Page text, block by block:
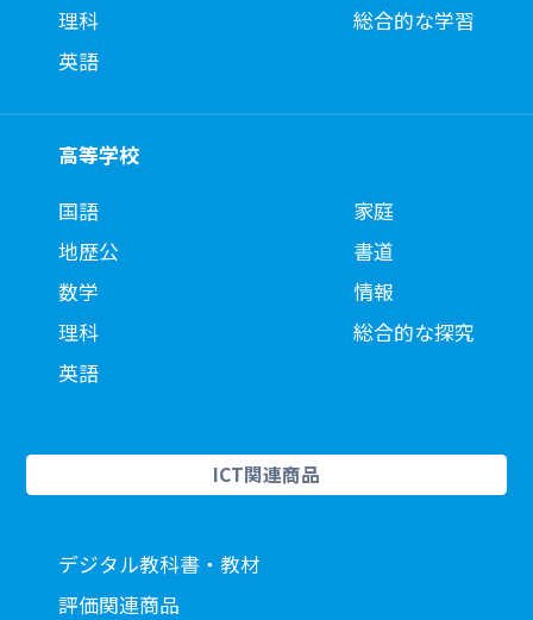
理科
英語
総合的な学習
高等学校
国語
地歴公
数学
理科
英語
家庭
書道
情報
総合的な探究
ICT関連商品
デジタル教科書・教材
評価関連商品